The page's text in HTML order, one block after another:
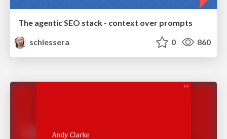
The agentic SEO stack - context over prompts
schlessera
0 860